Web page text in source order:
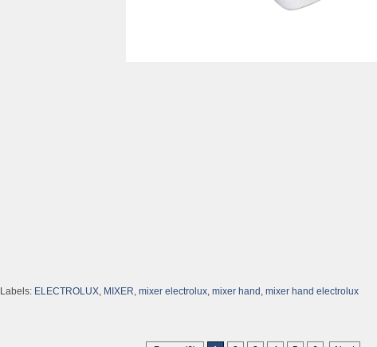
Labels: ELECTROLUX MIXER mixer electrolux mixer hand mixer hand electrolux